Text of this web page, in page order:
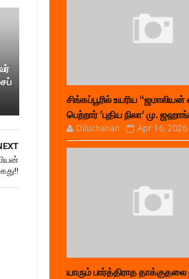
சிங்கப்பூரில் உயரிய “ஜமாலியன்
பெற்றார் 'புதிய நிலா' மு.
Diluchanan Apr 16, 2026
யாரும் பார்த்திராத